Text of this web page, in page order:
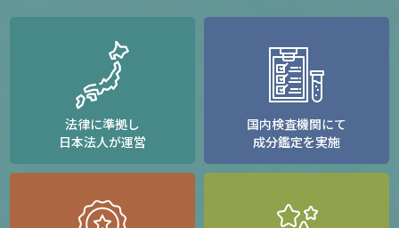
法律に準拠し
日本法人が運営
国内検査機関にて
成分鑑定を実施